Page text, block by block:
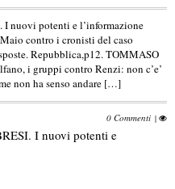
nuovi potenti e l’informazione
contro i cronisti del caso
Repubblica,p12. TOMMASO
i gruppi contro Renzi: non c’e’
non ha senso andare […]
0 Commenti |
I nuovi potenti e